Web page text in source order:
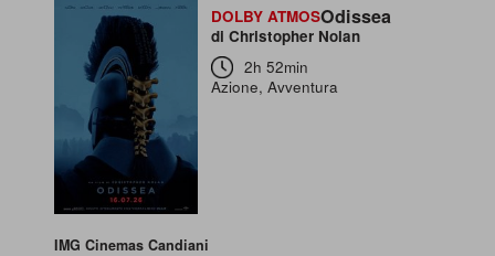
DOLBY ATMOSOdissea
di Christopher Nolan
2h 52min
Azione, Avventura
IMG Cinemas Candiani